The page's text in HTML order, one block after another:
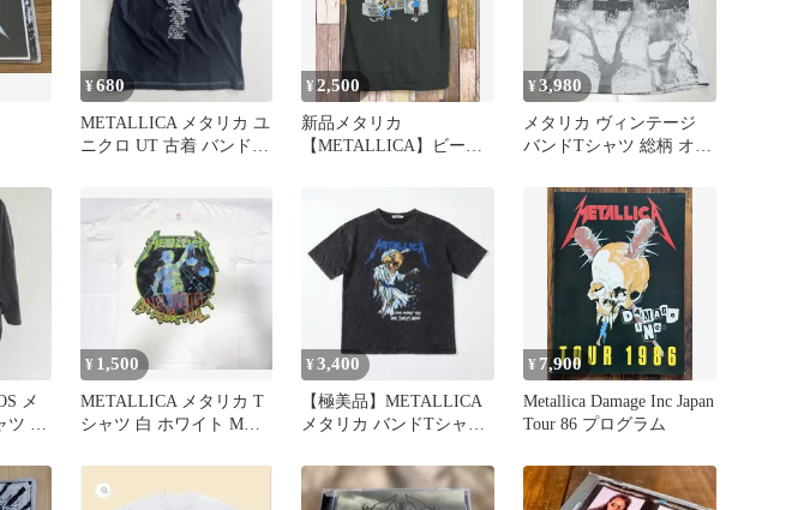
¥680
METALLICA メタリカ ユ
ニクロ UT 古着 バンドT
¥2,500
新品メタリカ
【METALLICA】ビーバ
¥3,980
メタリカ ヴィンテージ
バンドTシャツ 総柄 オー
メ
メ
¥ 1,500
METALLICA メタリカ T
シャツ 白 ホワイト Mサ
¥3,400
【極美品】METALLICA
メタリカ バンドTシャツ
¥ 7,900
Metallica Damage Inc Japan
Tour 86 プログラム